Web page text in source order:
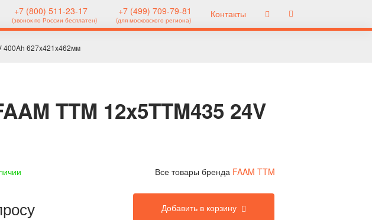
+7 (800) 511-23-17
(звонок по России бесплатен)
+7 (499) 709-79-81
(для московского региона)
Контакты
400Ah 627x421x462мм
TTM 12x5TTM435 24V
Все товары бренда FAAM TTM
Добавить в корзину